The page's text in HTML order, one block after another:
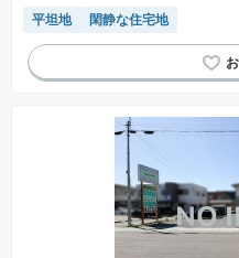
平坦地 閑静な住宅地